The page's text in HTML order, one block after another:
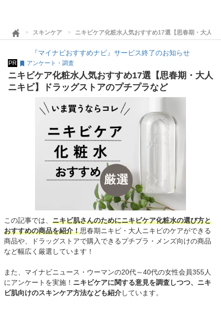
スキンケア ニキビケア化粧水人気おすすめ17選【思春期・大人
『マイナビおすすめナビ』サービス終了のお知らせ
PR アンケート・調査
ニキビケア化粧水人気おすすめ17選【思春期・大人
ニキビ】ドラッグストアのプチプラなど
この記事では、 ニキビ肌さんのためにニキビケア化粧水の選び方と
おすすめの商品を紹介！思春期ニキビ・大人ニキビのケアができる
商品や、ドラッグストアで購入できるプチプラ・メンズ向けの商品
など幅広く厳選しています！
また、マイナビニュース・ウーマンの20代～40代の女性会員355人
にアンケートを実施！ ニキビケアに関する意見を調査しつつ、ニキ
ビ肌向けのスキンケア方法なども紹介しています。